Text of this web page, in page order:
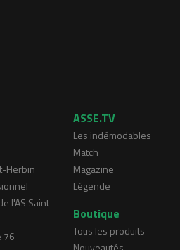
Herbin
l'AS Saint-
76
ASSE.TV
Les indémodables
Match
Magazine
Légende
Boutique
Tous les produits